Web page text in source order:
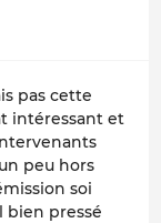
pas cette
intéressant et
peu hors
soi
bien pressé